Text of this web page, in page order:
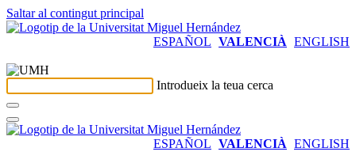
Saltar al contingut principal
ESPAÑOL VALENCIÀ ENGLISH
Introdueix la teua cerca
ESPAÑOL VALENCIÀ ENGLISH